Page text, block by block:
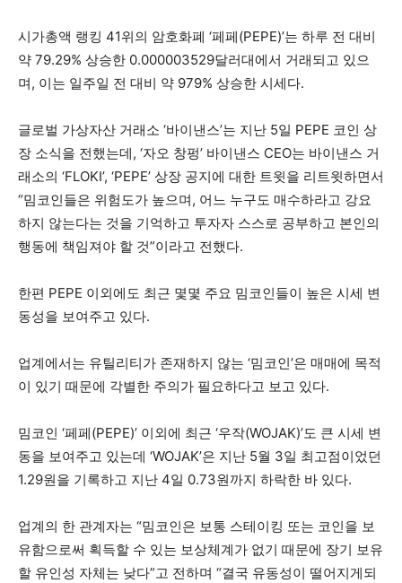
시가총액 랭킹 41위의 암호화폐 ‘페페(PEPE)’는 하루 전 대비
약 79.29% 상승한 0.000003529달러대에서 거래되고 있으
며, 이는 일주일 전 대비 약 979% 상승한 시세다.
글로벌 가상자산 거래소 ‘바이낸스’는 지난 5일 PEPE 코인 상
장 소식을 전했는데, ‘자오 창펑’ 바이낸스 CEO는 바이낸스 거
래소의 ‘FLOKI’, ‘PEPE’ 상장 공지에 대한 트윗을 리트윗하면서
“밈코인들은 위험도가 높으며, 어느 누구도 매수하라고 강요
하지 않는다는 것을 기억하고 투자자 스스로 공부하고 본인의
행동에 책임져야 할 것”이라고 전했다.
한편 PEPE 이외에도 최근 몇몇 주요 밈코인들이 높은 시세 변
동성을 보여주고 있다.
업계에서는 유틸리티가 존재하지 않는 ‘밈코인’은 매매에 목적
이 있기 때문에 각별한 주의가 필요하다고 보고 있다.
밈코인 ‘페페(PEPE)’ 이외에 최근 ‘우작(WOJAK)’도 큰 시세 변
동을 보여주고 있는데 ‘WOJAK’은 지난 5월 3일 최고점이었던
1.29원을 기록하고 지난 4일 0.73원까지 하락한 바 있다.
업계의 한 관계자는 “밈코인은 보통 스테이킹 또는 코인을 보
유함으로써 획득할 수 있는 보상체계가 없기 때문에 장기 보유
할 유인성 자체는 낮다”고 전하며 “결국 유동성이 떨어지게되